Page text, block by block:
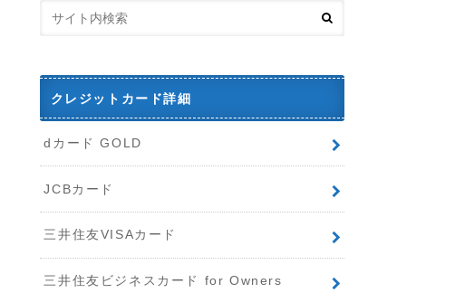
クレジットカード詳細
dカード GOLD
JCBカード
三井住友VISAカード
三井住友ビジネスカード for Owners